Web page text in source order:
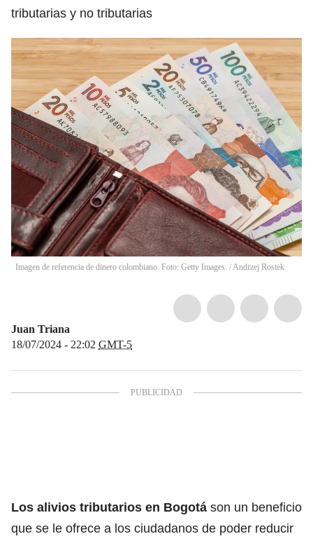
tributarias y no tributarias
Imagen de referencia de dinero colombiano. Foto: Getty Images. /Andrzej Rostek
Juan Triana
18/07/2024 - 22:02 GMT-5
Los alivios tributarios en Bogotá son un beneficio
que se le ofrece a los ciudadanos de poder reducir